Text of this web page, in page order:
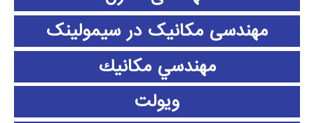
مهندسی مکانیک در سیمولینک
مهندسي مكانيك
ویولت